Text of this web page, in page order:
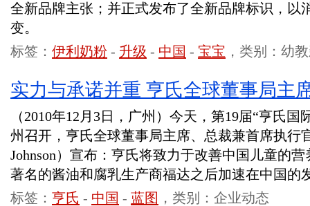
全新品牌主张；并正式发布了全新品牌标识，以
变。
标签： 伊利奶粉 - 升级 - 中国 - 宝宝 ，类别：幼
实力与承诺并重 亨氏全球董事局主
（2010年12月3日，广州）今天，第19届“亨氏
州召开，亨氏全球董事局主席、总裁兼首席执行
Johnson）宣布：亨氏将致力于改善中国儿童的
著名的酱油和腐乳生产商福达之后加速在中国的
标签： 亨氏 - 中国 - 蓝图 ，类别：企业动态